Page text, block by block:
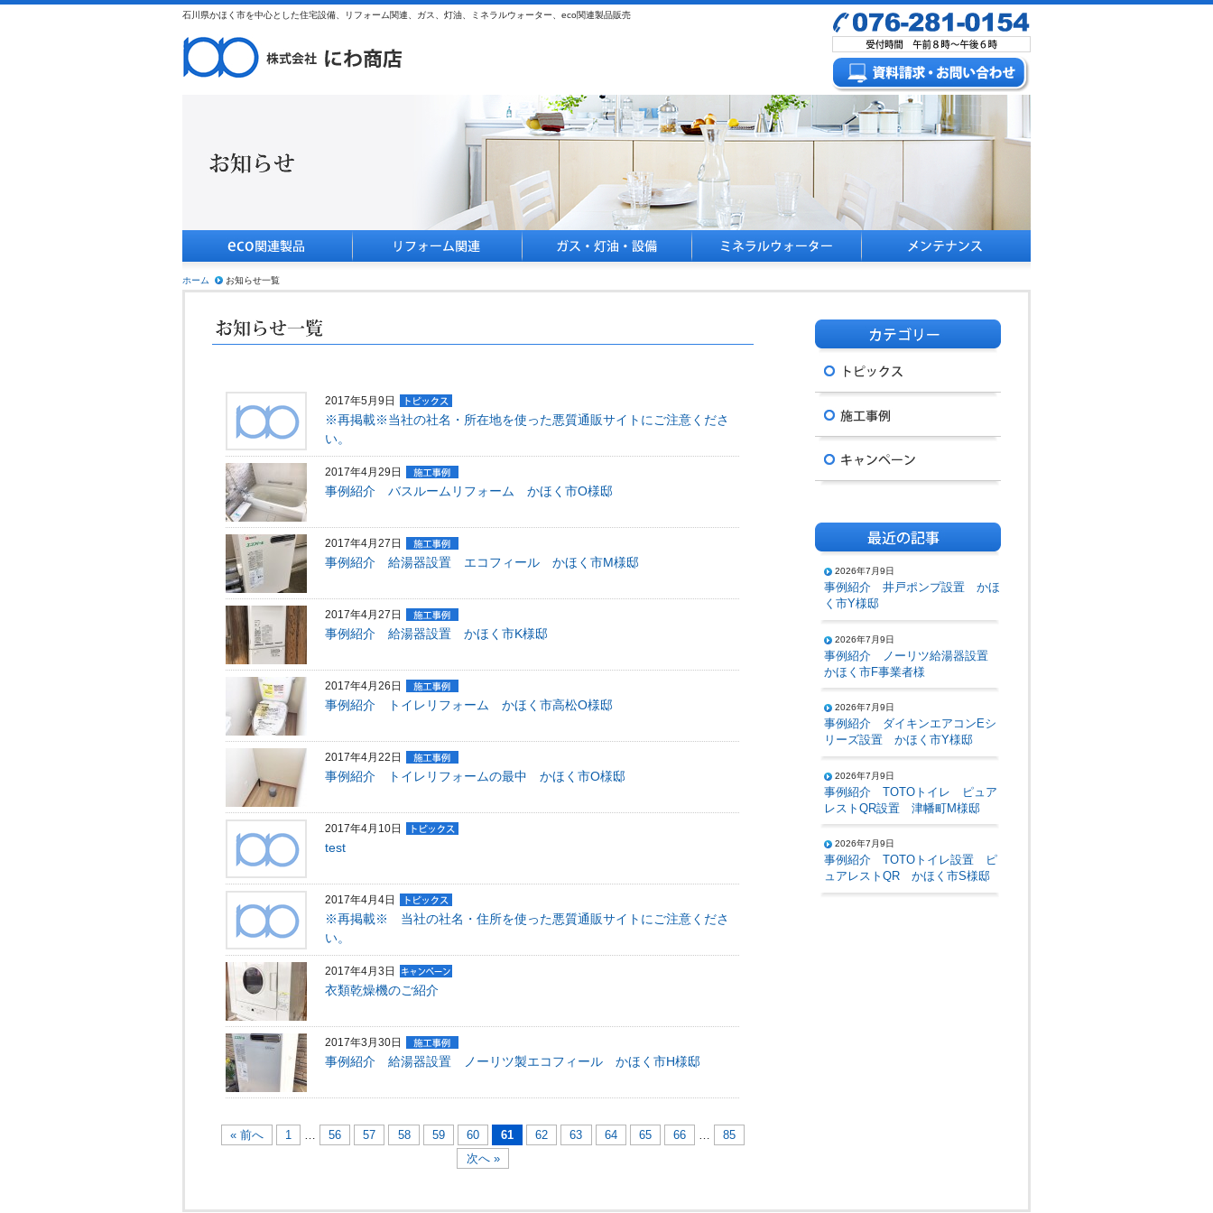
石川県かほく市を中心とした住宅設備、リフォーム関連、ガス、灯油、ミネラルウォーター、eco関連製品販売
ホーム お知らせ一覧
2017年5月9日
※再掲載※当社の社名・所在地を使った悪質通販サイトにご注意くださ
い。
2017年4月29日
事例紹介 バスルームリフォーム かほく市O様邸
2017年4月27日
事例紹介 給湯器設置 エコフィール かほく市M様邸
2017年4月27日
事例紹介 給湯器設置 かほく市K様邸
2017年4月26日
事例紹介 トイレリフォーム かほく市高松O様邸
2017年4月22日
事例紹介 トイレリフォームの最中 かほく市O様邸
2017年4月10日
test
2017年4月4日
※再掲載※ 当社の社名・住所を使った悪質通販サイトにご注意くださ
い。
2017年4月3日
衣類乾燥機のご紹介
2017年3月30日
事例紹介 給湯器設置 ノーリツ製エコフィール かほく市H様邸
« 前へ 1 … 56 57 58 59 60 61 62 63 64 65 66 …
85
次へ »
2026年7月9日
事例紹介 井戸ポンプ設置 かほ
く市Y様邸
2026年7月9日
事例紹介 ノーリツ給湯器設置
かほく市F事業者様
2026年7月9日
事例紹介 ダイキンエアコンEシ
リーズ設置 かほく市Y様邸
2026年7月9日
事例紹介 TOTOトイレ ピュア
レストQR設置 津幡町M様邸
2026年7月9日
事例紹介 TOTOトイレ設置 ピ
ュアレストQR かほく市S様邸